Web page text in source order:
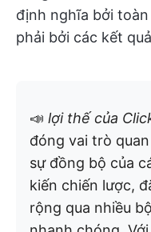
định nghĩa bởi
phải bởi các kết
📣 lợi thế của
đóng vai trò
sự đồng bộ của
kiến chiến lược,
rộng qua nhiều